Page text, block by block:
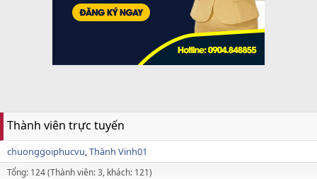
Thành viên trực tuyến
chuonggoiphucvu Thành Vinh01
Tổng: 124 (Thành viên: 3, khách: 121)